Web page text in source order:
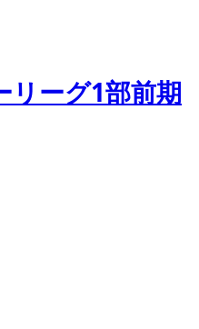
リーグ1部前期